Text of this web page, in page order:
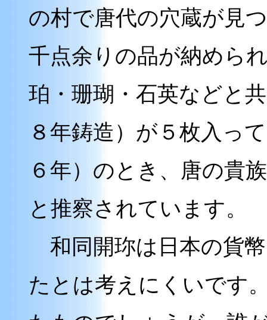
の村で唐代の穴蔵が見
千点余りの品が納めら
珀・珊瑚・石英などと
８年鋳造）が５枚入っ
６年）のとき、唐の貴
と推察されています。
和同開珎は日本の貨
たとは考えにくいです